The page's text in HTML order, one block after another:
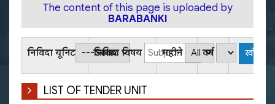
The content of this page is uploaded by
BARABANKI
निविदा यूनिट निविदा विषय महीने वर्ष
LIST OF TENDER UNIT